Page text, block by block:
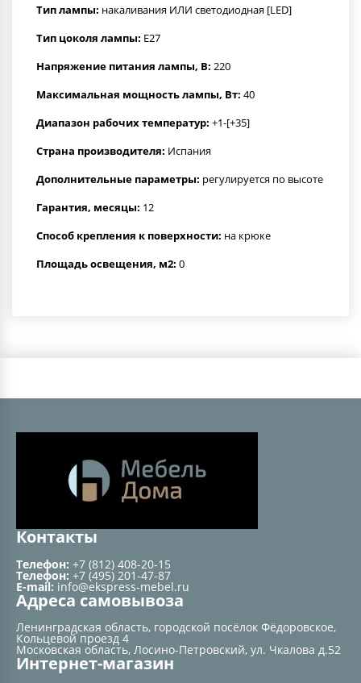
Тип лампы: накаливания ИЛИ светодиодная [LED]
Тип цоколя лампы: E27
Напряжение питания лампы, В: 220
Максимальная мощность лампы, Вт: 40
Диапазон рабочих температур: +1-[+35]
Страна производителя: Испания
Дополнительные параметры: регулируется по высоте
Гарантия, месяцы: 12
Способ крепления к поверхности: на крюке
Площадь освещения, м2: 0
Контакты
Телефон: +7 (812) 408-20-15
Телефон: +7 (495) 201-47-87
E-mail: info@ekspress-mebel.ru
Адреса самовывоза
Ленинградская область, городской посёлок Фёдоровское,
Кольцевой проезд 4
Московская область, Лосино-Петровский, ул. Чкалова д.52
Интернет-магазин